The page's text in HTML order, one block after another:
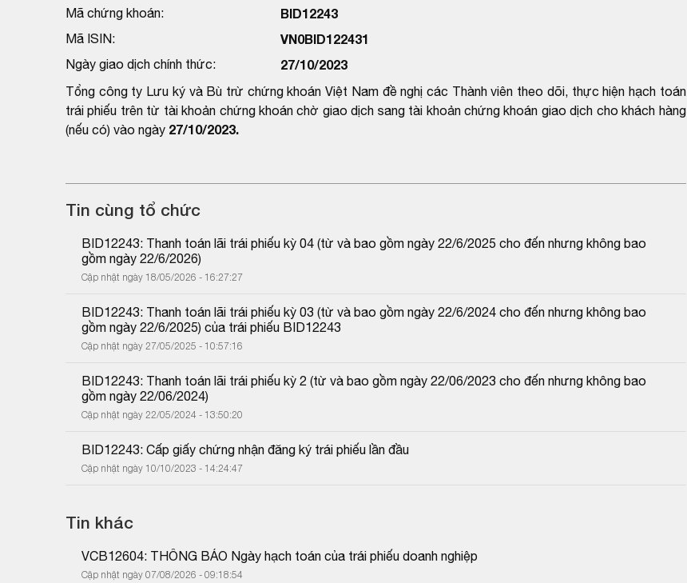
Mã chứng khoán: BID12243
Mã ISIN: VN0BID122431
Ngày giao dịch chính thức: 27/10/2023
Tổng công ty Lưu ký và Bù trừ chứng khoán Việt Nam đề nghị các Thành viên theo dõi, thực hiện hạch toán
trái phiếu trên từ tài khoản chứng khoán chờ giao dịch sang tài khoản chứng khoán giao dịch cho khách hàng
(nếu có) vào ngày 27/10/2023.
Tin cùng tổ chức
BID12243: Thanh toán lãi trái phiếu kỳ 04 (từ và bao gồm ngày 22/6/2025 cho đến nhưng không bao
gồm ngày 22/6/2026)
Cập nhật ngày 18/05/2026 - 16:27:27
BID12243: Thanh toán lãi trái phiếu kỳ 03 (từ và bao gồm ngày 22/6/2024 cho đến nhưng không bao
gồm ngày 22/6/2025) của trái phiếu BID12243
Cập nhật ngày 27/05/2025 - 10:57:16
BID12243: Thanh toán lãi trái phiếu kỳ 2 (từ và bao gồm ngày 22/06/2023 cho đến nhưng không bao
gồm ngày 22/06/2024)
Cập nhật ngày 22/05/2024 - 13:50:20
BID12243: Cấp giấy chứng nhận đăng ký trái phiếu lần đầu
Cập nhật ngày 10/10/2023 - 14:24:47
Tin khác
VCB12604: THÔNG BÁO Ngày hạch toán của trái phiếu doanh nghiệp
Cập nhật ngày 07/08/2026 - 09:18:54